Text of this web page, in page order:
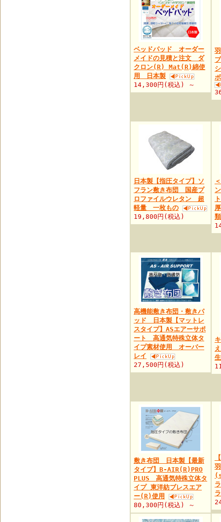
ベッドパッド オーダー
メイドの見積と注文 ダ
クロン(R) Mat(R)綿使
用 日本製
14,300円(税込) ～
日本製【指圧タイプ】ソ
フラン敷き布団 国産プ
ロファイルウレタン 超
軽量 一枚もの
19,800円(税込)
高機能敷き布団・敷きパ
ッド 日本製【マットレ
スタイプ】ASエアーサポ
ート 高通気特殊立体タ
イプ素材使用 オーバー
レイ
27,500円(税込)
敷き布団 日本製【最新
タイプ】B-AIR(R)PRO
PLUS 高通気特殊立体タ
イプ 東洋紡ブレスエア
ー(R)使用
80,300円(税込) ～